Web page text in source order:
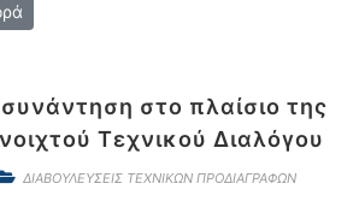
στο πλαίσιο της
Τεχνικού Διαλόγου
ΔΙΑΒΟΥΛΕΥΣΕΙΣ ΤΕΧΝΙΚΩΝ ΠΡΟΔΙΑΓΡΑΦΩΝ